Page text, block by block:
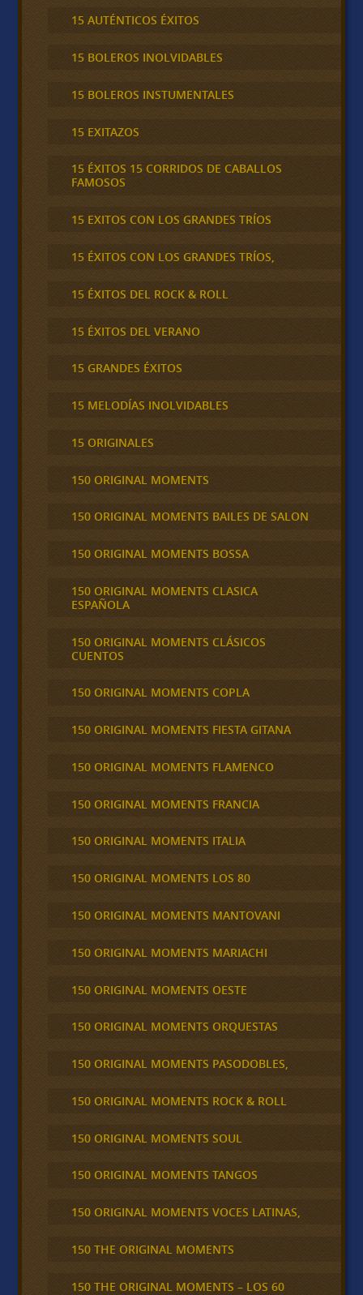
15 AUTÉNTICOS ÉXITOS
15 BOLEROS INOLVIDABLES
15 BOLEROS INSTUMENTALES
15 EXITAZOS
15 ÉXITOS 15 CORRIDOS DE CABALLOS
FAMOSOS
15 EXITOS CON LOS GRANDES TRÍOS
15 ÉXITOS CON LOS GRANDES TRÍOS,
15 ÉXITOS DEL ROCK & ROLL
15 ÉXITOS DEL VERANO
15 GRANDES ÉXITOS
15 MELODÍAS INOLVIDABLES
15 ORIGINALES
150 ORIGINAL MOMENTS
150 ORIGINAL MOMENTS BAILES DE SALON
150 ORIGINAL MOMENTS BOSSA
150 ORIGINAL MOMENTS CLASICA
ESPAÑOLA
150 ORIGINAL MOMENTS CLÁSICOS
CUENTOS
150 ORIGINAL MOMENTS COPLA
150 ORIGINAL MOMENTS FIESTA GITANA
150 ORIGINAL MOMENTS FLAMENCO
150 ORIGINAL MOMENTS FRANCIA
150 ORIGINAL MOMENTS ITALIA
150 ORIGINAL MOMENTS LOS 80
150 ORIGINAL MOMENTS MANTOVANI
150 ORIGINAL MOMENTS MARIACHI
150 ORIGINAL MOMENTS OESTE
150 ORIGINAL MOMENTS ORQUESTAS
150 ORIGINAL MOMENTS PASODOBLES,
150 ORIGINAL MOMENTS ROCK & ROLL
150 ORIGINAL MOMENTS SOUL
150 ORIGINAL MOMENTS TANGOS
150 ORIGINAL MOMENTS VOCES LATINAS,
150 THE ORIGINAL MOMENTS
150 THE ORIGINAL MOMENTS – LOS 60